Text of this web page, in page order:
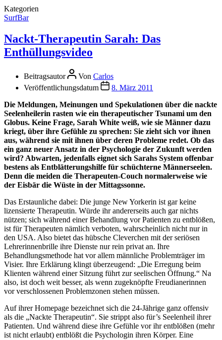
Kategorien
SurfBar
Nackt-Therapeutin Sarah: Das
Enthüllungsvideo
Beitragsautor Von Carlos
Veröffentlichungsdatum
8. März 2011
Die Meldungen, Meinungen und Spekulationen über die nackte
Seelenheilerin rasten wie ein therapeutischer Tsunami um den
Globus. Keine Frage, Sarah White weiß, wie sie Männer dazu
kriegt, über ihre Gefühle zu sprechen: Sie zieht sich vor ihnen
aus, während sie mit ihnen über deren Probleme redet. Ob das
ein ganz neuer Ansatz in der Psychologie der Zukunft werden
wird? Abwarten, jedenfalls eignet sich Sarahs System offenbar
bestens als Entblätterungshilfe für schüchterne Männerseelen.
Denn die meiden die Therapeuten-Couch normalerweise wie
der Eisbär die Wüste in der Mittagssonne.
Das Erstaunliche dabei: Die junge New Yorkerin ist gar keine
lizensierte Therapeutin. Würde ihr andererseits auch gar nichts
nützen; sich während einer Behandlung vor Patienten zu entblößen,
ist für Therapeuten nämlich verboten, wahrscheinlich nicht nur in
den USA. Also bietet das hübsche Cleverchen mit der seriösen
Lehrerinnenbrille ihre Dienste nur rein privat an. Ihre
Behandlungsmethode hat vor allem männliche Problemträger im
Visier. Ihre Erklärung klingt überzeugend: „Die Erregung beim
Klienten während einer Sitzung führt zur seelischen Öffnung.“ Na
also, ist doch weit besser, als wenn zugeknöpfte Freudianerinnen
vor verschlossenen Problemzonen stehen müssen.
Auf ihrer Homepage bezeichnet sich die 24-Jährige ganz offensiv
als die „Nackte Therapeutin“. Sie strippt also für’s Seelenheil ihrer
Patienten. Und während diese ihre Gefühle vor ihr entblößen (mehr
ist nicht erlaubt) entblößt die Psychologin ihren Körper. Eine